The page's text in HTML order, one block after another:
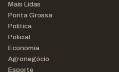
Mais Lidas
Ponta Grossa
Política
Policial
Economia
Agronegócio
Esporte